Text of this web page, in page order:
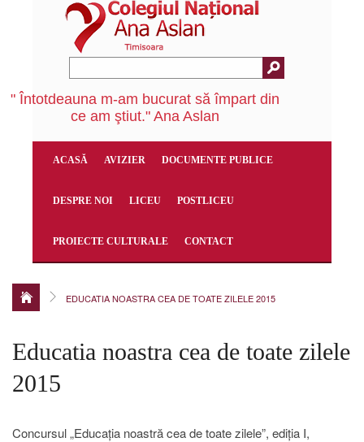
" Întotdeauna m-am bucurat să împart din
ce am ştiut." Ana Aslan
ACASĂ AVIZIER DOCUMENTE PUBLICE
DESPRE NOI LICEU POSTLICEU
PROIECTE CULTURALE CONTACT
EDUCATIA NOASTRA CEA DE TOATE ZILELE 2015
Educatia noastra cea de toate zilele
2015
Concursul „Educația noastră cea de toate zilele”, ediția I,